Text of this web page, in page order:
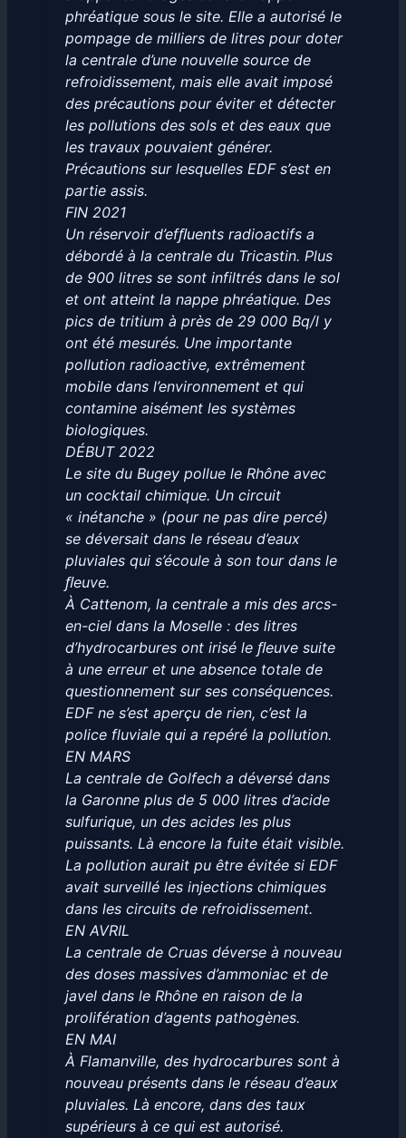
phréatique sous le site. Elle a autorisé le
pompage de milliers de litres pour doter
la centrale d’une nouvelle source de
refroidissement, mais elle avait imposé
des précautions pour éviter et détecter
les pollutions des sols et des eaux que
les travaux pouvaient générer.
Précautions sur lesquelles EDF s’est en
partie assis.
FIN 2021
Un réservoir d’efﬂuents radioactifs a
débordé à la centrale du Tricastin. Plus
de 900 litres se sont infiltrés dans le sol
et ont atteint la nappe phréatique. Des
pics de tritium à près de 29 000 Bq/l y
ont été mesurés. Une importante
pollution radioactive, extrêmement
mobile dans l’environnement et qui
contamine aisément les systèmes
biologiques.
DÉBUT 2022
Le site du Bugey pollue le Rhône avec
un cocktail chimique. Un circuit
« inétanche » (pour ne pas dire percé)
se déversait dans le réseau d’eaux
pluviales qui s’écoule à son tour dans le
ﬂeuve.
À Cattenom, la centrale a mis des arcs-
en-ciel dans la Moselle : des litres
d’hydrocarbures ont irisé le ﬂeuve suite
à une erreur et une absence totale de
questionnement sur ses conséquences.
EDF ne s’est aperçu de rien, c’est la
police fluviale qui a repéré la pollution.
EN MARS
La centrale de Golfech a déversé dans
la Garonne plus de 5 000 litres d’acide
sulfurique, un des acides les plus
puissants. Là encore la fuite était visible.
La pollution aurait pu être évitée si EDF
avait surveillé les injections chimiques
dans les circuits de refroidissement.
EN AVRIL
La centrale de Cruas déverse à nouveau
des doses massives d’ammoniac et de
javel dans le Rhône en raison de la
prolifération d’agents pathogènes.
EN MAI
À Flamanville, des hydrocarbures sont à
nouveau présents dans le réseau d’eaux
pluviales. Là encore, dans des taux
supérieurs à ce qui est autorisé.